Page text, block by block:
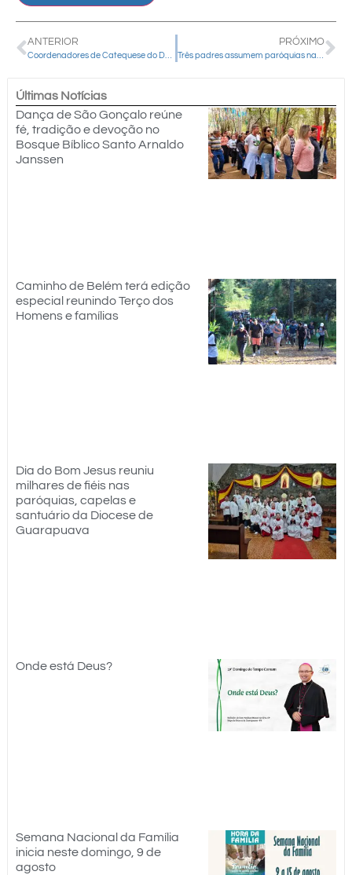
ANTERIOR PRÓXIMO
Últimas Notícias
Dança de São Gonçalo reúne
fé, tradição e devoção no
Bosque Bíblico Santo Arnaldo
Janssen
Caminho de Belém terá edição
especial reunindo Terço dos
Homens e famílias
Dia do Bom Jesus reuniu
milhares de fiéis nas
paróquias, capelas e
santuário da Diocese de
Guarapuava
Onde está Deus?
Semana Nacional da Família
inicia neste domingo, 9 de
agosto